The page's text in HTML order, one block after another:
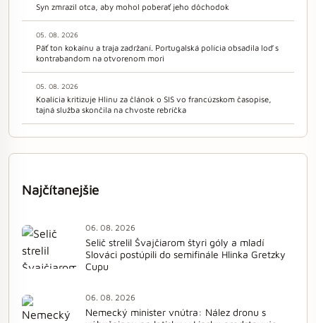
Syn zmrazil otca, aby mohol poberať jeho dôchodok
05. 08. 2026
Päť ton kokaínu a traja zadržaní. Portugalská polícia obsadila loď s
kontrabandom na otvorenom mori
05. 08. 2026
Koalícia kritizuje Hlinu za článok o SIS vo francúzskom časopise,
tajná služba skončila na chvoste rebríčka
Najčítanejšie
06. 08. 2026
Selič strelil Švajčiarom štyri góly a mladí
Slováci postúpili do semifinále Hlinka Gretzky
Cupu
06. 08. 2026
Nemecký minister vnútra: Nález dronu s